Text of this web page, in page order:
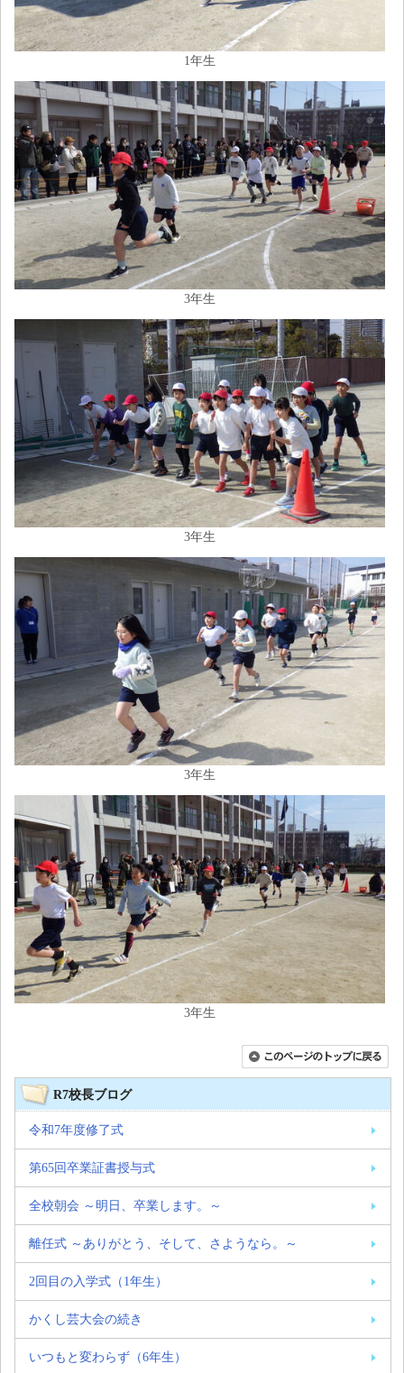
1年生
3年生
3年生
3年生
3年生
R7校長ブログ
令和7年度修了式
第65回卒業証書授与式
全校朝会 ～明日、卒業します。～
離任式 ～ありがとう、そして、さようなら。～
2回目の入学式（1年生）
かくし芸大会の続き
いつもと変わらず（6年生）